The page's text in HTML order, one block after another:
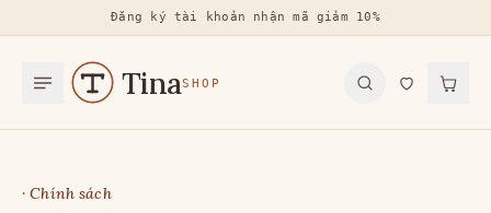
Đăng ký tài khoản nhận mã giảm 10%
TinaSHOP
· Chính sách